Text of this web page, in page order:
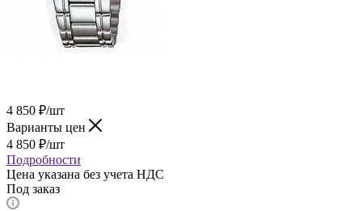
4 850 ₽/шт
Варианты цен
4 850 ₽/шт
Подробности
Цена указана без учета НДС
Под заказ